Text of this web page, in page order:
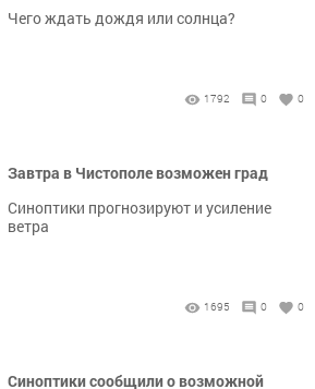
Чего ждать дождя или солнца?
1792 0 0
Завтра в Чистополе возможен град
Синоптики прогнозируют и усиление
ветра
1695 0 0
Синоптики сообщили о возможной